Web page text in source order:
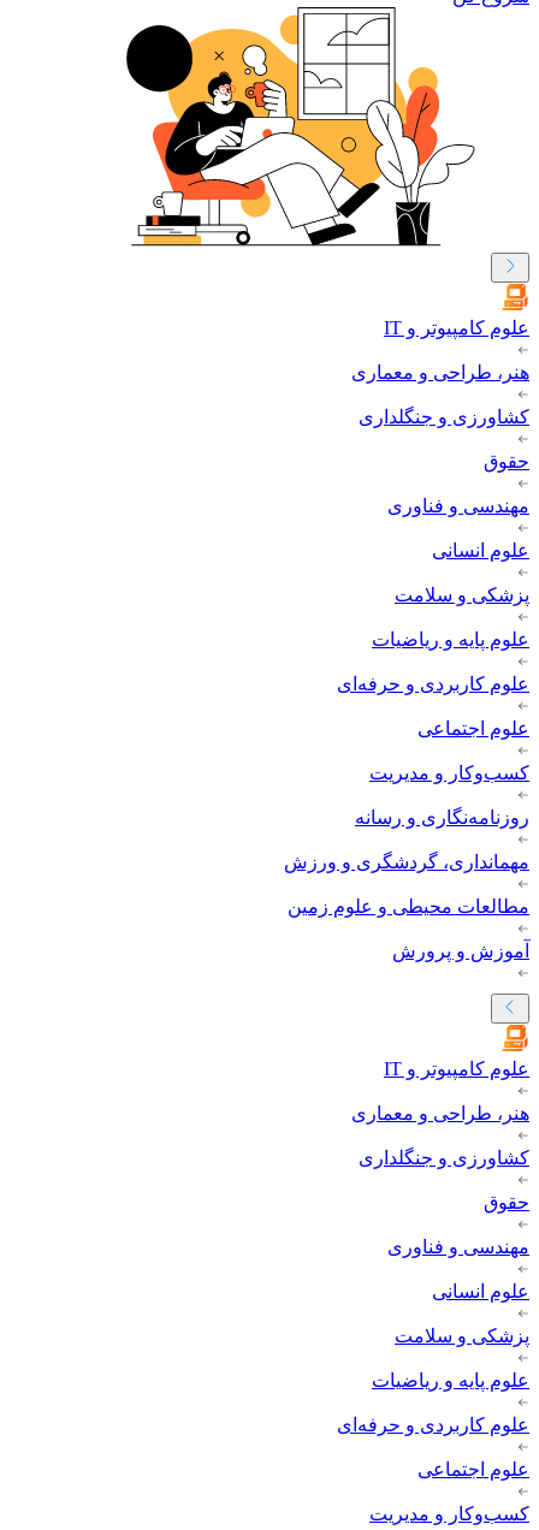
علوم کامپیوتر و IT
هنر، طراحی و معماری
کشاورزی و جنگلداری
حقوق
مهندسی و فناوری
علوم انسانی
پزشکی و سلامت
علوم پایه و ریاضیات
علوم کاربردی و حرفه‌ای
علوم اجتماعی
کسب‌وکار و مدیریت
روزنامه‌نگاری و رسانه
مهمانداری، گردشگری و ورزش
مطالعات محیطی و علوم زمین
آموزش و پرورش
علوم کامپیوتر و IT
هنر، طراحی و معماری
کشاورزی و جنگلداری
حقوق
مهندسی و فناوری
علوم انسانی
پزشکی و سلامت
علوم پایه و ریاضیات
علوم کاربردی و حرفه‌ای
علوم اجتماعی
کسب‌وکار و مدیریت